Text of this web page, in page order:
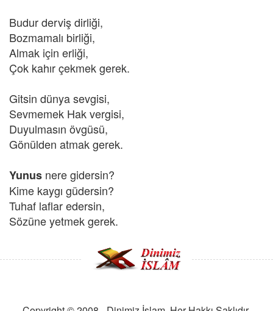
Budur derviş dirliği,
Bozmamalı birliği,
Almak için erliği,
Çok kahır çekmek gerek.
Gitsin dünya sevgisi,
Sevmemek Hak vergisi,
Duyulmasın övgüsü,
Gönülden atmak gerek.
Yunus nere gidersin?
Kime kaygı güdersin?
Tuhaf laflar edersin,
Sözüne yetmek gerek.